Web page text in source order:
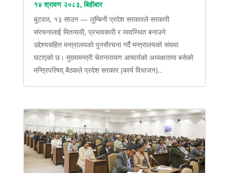
१४ श्रावण २०८३, बिहीबार
बुटवल, १३ साउन — लुम्बिनी प्रदेश सरकारले सरकारी
संरचनालाई मितव्ययी, प्रभावकारी र व्यवस्थित बनाउने
उद्देश्यसहित मन्त्रालयको पुनर्संरचना गर्दै मन्त्रालयको संख्या
घटाएको छ। मुख्यमन्त्री चेतनारायण आचार्यको अध्यक्षतामा बसेको
मन्त्रिपरिषद् बैठकले प्रदेश सरकार (कार्य विभाजन)...